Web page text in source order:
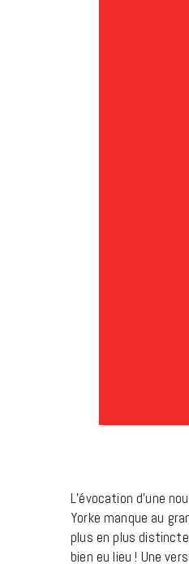
L’évocation d’une
Yorke manque au
plus en plus
bien eu lieu ! Une